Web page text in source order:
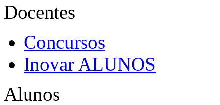
Docentes
Concursos
Inovar ALUNOS
Alunos